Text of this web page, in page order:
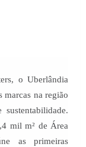
o Uberlândia
marcas na região
mil m² de Área
as primeiras